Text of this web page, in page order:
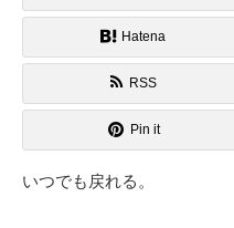
Hatena
RSS
Pin it
いつでも戻れる。